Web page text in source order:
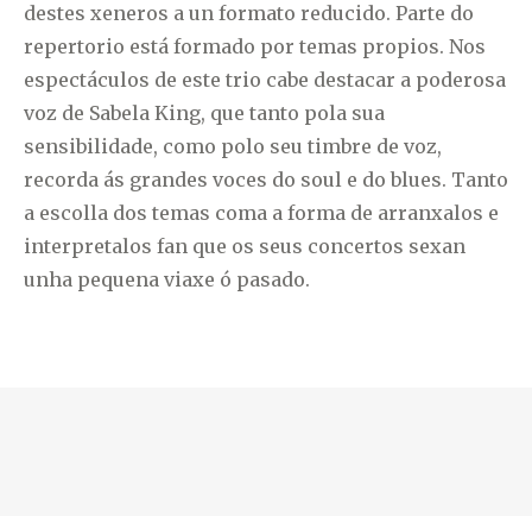
destes xeneros a un formato reducido. Parte do
repertorio está formado por temas propios. Nos
espectáculos de este trio cabe destacar a poderosa
voz de Sabela King, que tanto pola sua
sensibilidade, como polo seu timbre de voz,
recorda ás grandes voces do soul e do blues. Tanto
a escolla dos temas coma a forma de arranxalos e
interpretalos fan que os seus concertos sexan
unha pequena viaxe ó pasado.